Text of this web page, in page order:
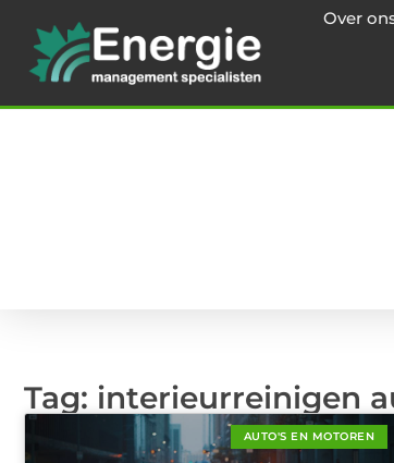
Over
Tag: interieurreinigen
AUTO'S EN MOTOREN